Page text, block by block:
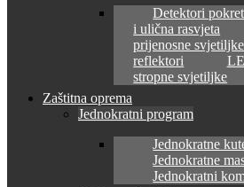
Detektori
i ulična rasvjeta
prijenosne svjetiljke
reflektori
stropne svjetiljke
Zaštitna oprema
Jednokratni program
Jednokratne
Jednokratne
Jednokratni